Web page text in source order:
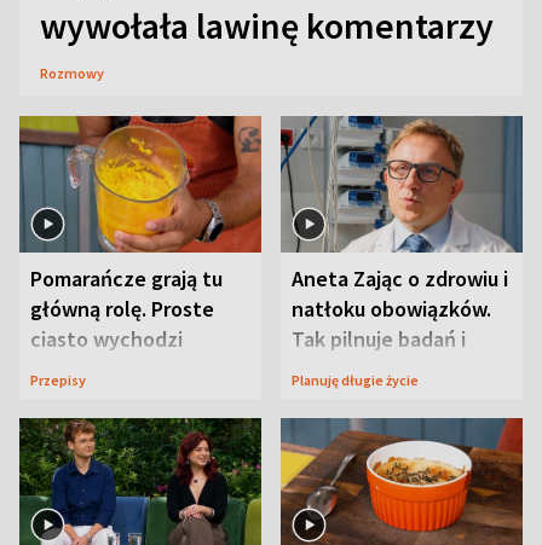
wywołała lawinę komentarzy
Rozmowy
Pomarańcze grają tu
główną rolę. Proste
ciasto wychodzi
wyjątkowo wilgotne
Przepisy
Aneta Zając o zdrowiu i
natłoku obowiązków.
Tak pilnuje badań i
wizyt
Planuję długie życie